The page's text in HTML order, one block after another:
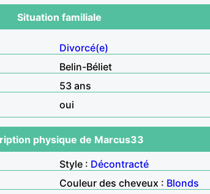
Situation familiale
Divorcé(e)
Belin-Béliet
53 ans
oui
physique de Marcus33
Style : Décontracté
Couleur des cheveux : Blonds